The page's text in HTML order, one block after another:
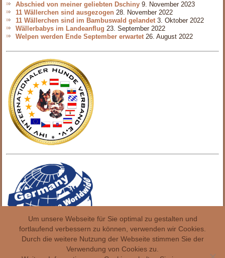
Abschied von meiner geliebten Dschiny 9. November 2023
11 Wällerchen sind ausgezogen 28. November 2022
11 Wällerchen sind im Bambuswald gelandet 3. Oktober 2022
Wällerbabys im Landeanflug 23. September 2022
Welpen werden Ende September erwartet 26. August 2022
Um unsere Webseite für Sie optimal zu gestalten und
fortlaufend verbessern zu können, verwenden wir Cookies.
Durch die weitere Nutzung der Webseite stimmen Sie der
Verwendung von Cookies zu.